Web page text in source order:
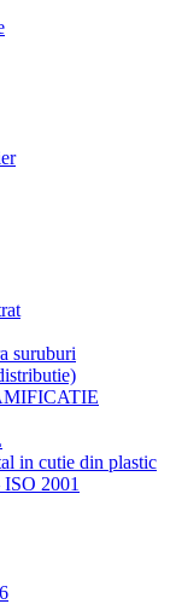
suruburi
in cutie din plastic
2001